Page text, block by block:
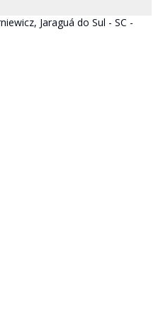
Jaraguá do Sul - SC -